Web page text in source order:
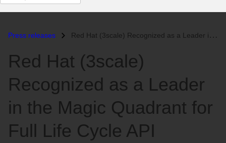
la
Press releases Red Hat (3scale) Recognized as a Leader in the Magic Quadrant for Full...
Red Hat (3scale)
Recognized as a Leader
in the Magic Quadrant for
Full Life Cycle API